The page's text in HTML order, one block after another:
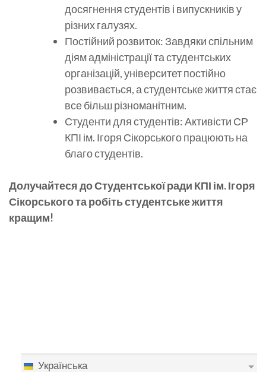
досягнення студентів і випускників у
різних галузях.
Постійний розвиток: Завдяки спільним
діям адміністрації та студентських
організацій, університет постійно
розвивається, а студентське життя стає
все більш різноманітним.
Студенти для студентів: Активісти СР
КПІ ім. Ігоря Сікорського працюють на
благо студентів.
Долучайтеся до Студентської ради КПІ ім. Ігоря
Сікорського та робіть студентське життя
кращим!
Українська